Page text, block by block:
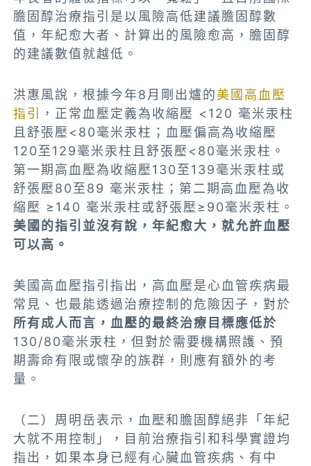
膽固醇治療指引是以風險高低建議膽固醇數
值，年紀愈大者、計算出的風險愈高，膽固醇
的建議數值就越低。
洪惠風說，根據今年8月剛出爐的美國高血壓
指引
，正常血壓定義為收縮壓 <120 毫米汞柱
且舒張壓<80毫米汞柱；血壓偏高為收縮壓
120至129毫米汞柱且舒張壓<80毫米汞柱。
第一期高血壓為收縮壓130至139毫米汞柱或
舒張壓80至89 毫米汞柱；第二期高血壓為收
縮壓 ≥140 毫米汞柱或舒張壓≥90毫米汞柱。
美國的指引並沒有說，年紀愈大，就允許血壓
可以高。
美國高血壓指引指出，高血壓是心血管疾病最
常見、也最能透過治療控制的危險因子，對於
所有成人而言，血壓的最終治療目標應低於
130/80毫米汞柱，但對於需要機構照護、預
期壽命有限或懷孕的族群，則應有額外的考
量。
（二）周明岳表示，血壓和膽固醇絕非「年紀
大就不用控制」，目前治療指引和科學實證均
指出，如果本身已經有心臟血管疾病、有中